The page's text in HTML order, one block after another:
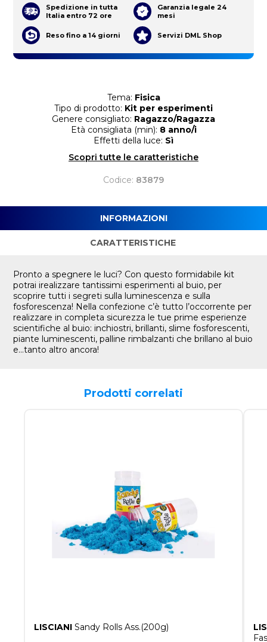
Tema: Fisica
Tipo di prodotto: Kit per esperimenti
Genere consigliato: Ragazzo/Ragazza
Età consigliata (min): 8 anno/i
Effetti della luce: Sì
Scopri tutte le caratteristiche
Codice: 83879
Spedizione in tutta
Italia entro 72 ore
Garanzia legale 24
mesi
Reso fino a 14 giorni Servizi DML Shop
INFORMAZIONI
CARATTERISTICHE
Pronto a spegnere le luci? Con questo formidabile kit
potrai irealizzare tantissimi esperimenti al buio, per
scoprire tutti i segreti sulla luminescenza e sulla
fosforescenza! Nella confezione c’è tutto l’occorrente per
realizzare in completa sicurezza le tue prime esperienze
scientifiche al buio: inchiostri, brillanti, slime fosforescenti,
piante luminescenti, palline rimbalzanti che brillano al buio
e…tanto altro ancora!
Prodotti correlati
LISCIANI Sandy Rolls Ass.(200g)